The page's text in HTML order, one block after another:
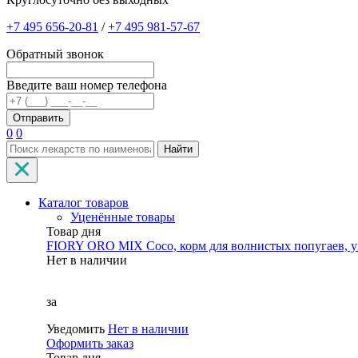
+7 495 656-20-81 /+7 495 981-57-67
Обратный звонок
Введите ваш номер телефона
0 0
Найти
Каталог товаров
Уценённые товары
Товар дня
FIORY ORO MIX Coco, корм для волнистых попугаев,
Нет в наличии
за
Уведомить Нет в наличии
Оформить заказ